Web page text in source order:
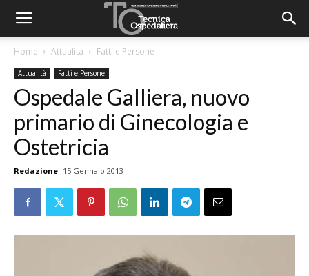
Home Attualità Fatti e Persone
Attualità Fatti e Persone
Ospedale Galliera, nuovo
primario di Ginecologia e
Ostetricia
Redazione 15 Gennaio 2013